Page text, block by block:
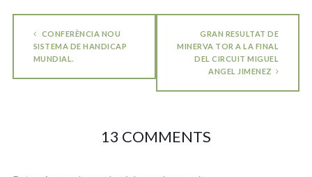
CONFERÈNCIA NOU
SISTEMA DE HANDICAP
MUNDIAL.
GRAN RESULTAT DE
MINERVA TOR A LA FINAL
DEL CIRCUIT MIGUEL
ANGEL JIMENEZ
13 COMMENTS